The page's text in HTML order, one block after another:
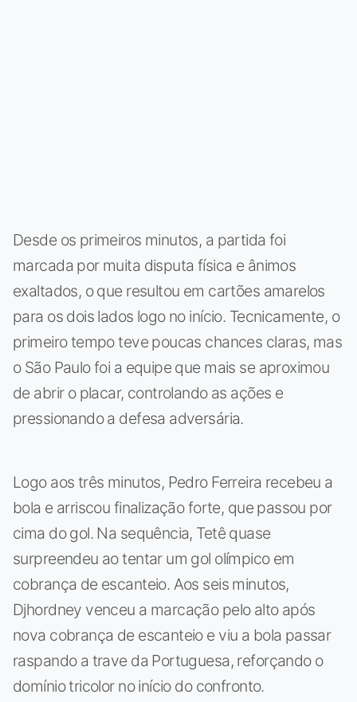
Desde os primeiros minutos, a partida foi
marcada por muita disputa física e ânimos
exaltados, o que resultou em cartões amarelos
para os dois lados logo no início. Tecnicamente, o
primeiro tempo teve poucas chances claras, mas
o São Paulo foi a equipe que mais se aproximou
de abrir o placar, controlando as ações e
pressionando a defesa adversária.
Logo aos três minutos, Pedro Ferreira recebeu a
bola e arriscou finalização forte, que passou por
cima do gol. Na sequência, Tetê quase
surpreendeu ao tentar um gol olímpico em
cobrança de escanteio. Aos seis minutos,
Djhordney venceu a marcação pelo alto após
nova cobrança de escanteio e viu a bola passar
raspando a trave da Portuguesa, reforçando o
domínio tricolor no início do confronto.